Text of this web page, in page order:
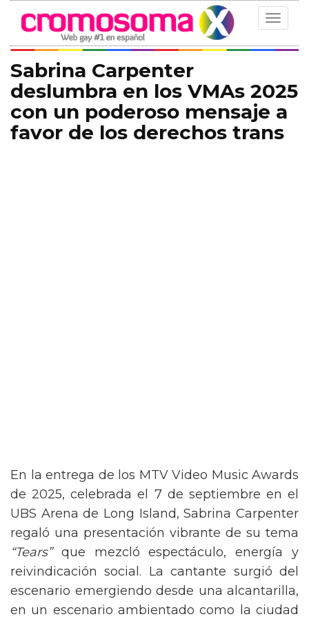
Toggle
Sabrina Carpenter
deslumbra en los VMAs 2025
con un poderoso mensaje a
favor de los derechos trans
En la entrega de los MTV Video Music Awards
de 2025, celebrada el 7 de septiembre en el
UBS Arena de Long Island, Sabrina Carpenter
regaló una presentación vibrante de su tema
“Tears”que mezcló espectáculo, energía y
reivindicación social. La cantante surgió del
escenario emergiendo desde una alcantarilla,
en un escenario ambientado como la ciudad